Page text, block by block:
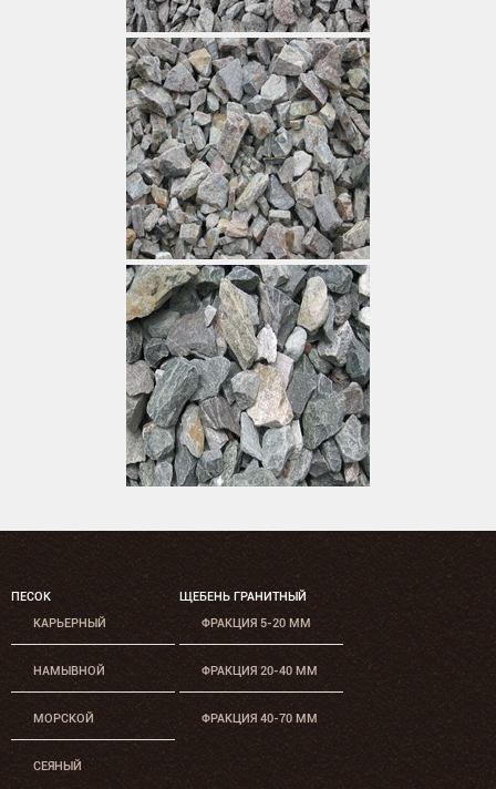
ПЕСОК
КАРЬЕРНЫЙ
НАМЫВНОЙ
МОРСКОЙ
СЕЯНЫЙ
ЩЕБЕНЬ ГРАНИТНЫЙ
ФРАКЦИЯ 5-20 ММ
ФРАКЦИЯ 20-40 ММ
ФРАКЦИЯ 40-70 ММ